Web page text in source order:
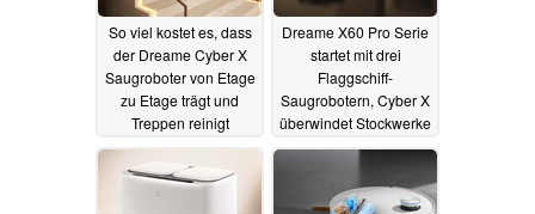
So viel kostet es, dass
der Dreame Cyber X
Saugroboter von Etage
zu Etage trägt und
Treppen reinigt
27.05.2026
Dreame X60 Pro Serie
startet mit drei
Flaggschiff-
Saugrobotern, Cyber X
überwindet Stockwerke
20.05.2026